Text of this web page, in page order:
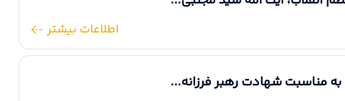
اطلاعات بیشتر
به مناسبت شهادت رهبر فرزانه...